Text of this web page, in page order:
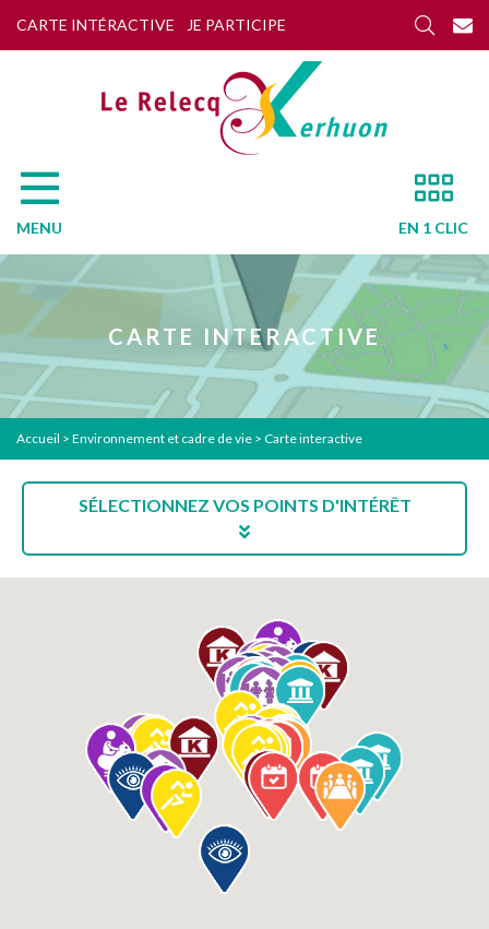
CARTE INTÉRACTIVE JE PARTICIPE
MENU EN 1 CLIC
CARTE INTERACTIVE
Accueil > Environnement et cadre de vie > Carte interactive
SÉLECTIONNEZ VOS POINTS D'INTÉRÊT